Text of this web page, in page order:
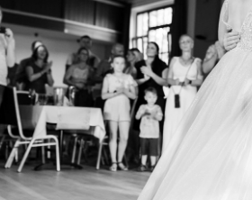
Martin und Daniela
2020